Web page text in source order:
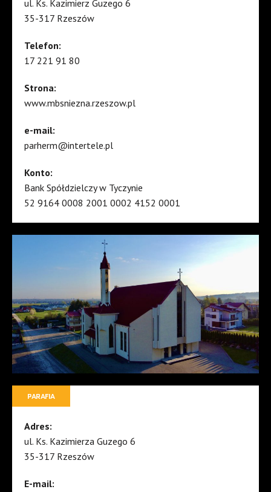
ul. Ks. Kazimierz Guzego 6
35-317 Rzeszów
Telefon:
17 221 91 80
Strona:
www.mbsniezna.rzeszow.pl
e-mail:
parherm@intertele.pl
Konto:
Bank Spółdzielczy w Tyczynie
52 9164 0008 2001 0002 4152 0001
PARAFIA
Adres:
ul. Ks. Kazimierza Guzego 6
35-317 Rzeszów
E-mail: